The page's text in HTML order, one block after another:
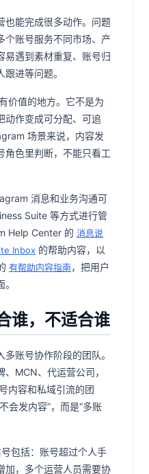
也能完成很多动作。问题
个账号服务不同市场、产
易遇到素材重复、账号归
进等问题。
价值的地方。它不是为
动作变成可分配、可追
场景来说，内容发
角色里判断，不能只看工
消息和业务沟通可
Suite 等方式进行管
Help Center 的 消息说
Inbox 的帮助内容，以
有帮助内容指南，把用户
谁，不适合谁
账号协作阶段的团队。
MCN、代运营公司，
内容和私域引流的团
会发内容”，而是“多账
包括：账号超过个人手
加，多个运营人员需要协